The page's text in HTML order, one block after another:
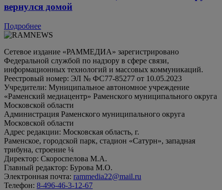
вернулся домой
Подробнее
Сетевое издание «РАММЕДИА» зарегистрировано
Федеральной службой по надзору в сфере связи,
информационных технологий и массовых коммуникаций.
Реестровый номер: ЭЛ № ФС77-85277 от 10.05.2023
Учредители: Муниципальное автономное учреждение
«Раменский медиацентр» Раменского муниципального округа
Московской области
Администрация Раменского муниципального округа
Московской области
Адрес редакции: Московская область, г.
Раменское, городской парк, стадион «Сатурн», западная
трибуна, строение ¼
Директор: Скороспелова М.А.
Главный редактор: Бурова М.О.
Электронная почта: rammedia22@mail.ru
Телефон: 8-496-46-3-12-67